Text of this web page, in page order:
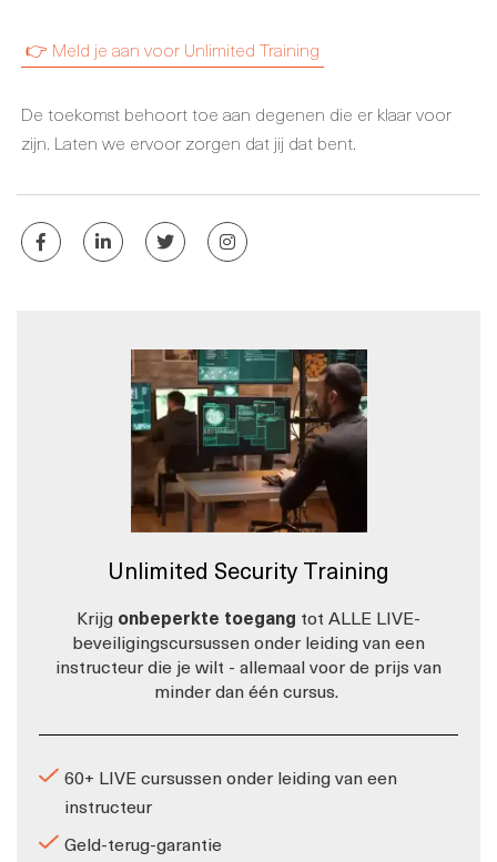
👉 Meld je aan voor Unlimited Training
De toekomst behoort toe aan degenen die er klaar voor
zijn. Laten we ervoor zorgen dat jij dat bent.
Unlimited Security Training
Krijg onbeperkte toegang tot ALLE LIVE-
beveiligingscursussen onder leiding van een
instructeur die je wilt - allemaal voor de prijs van
minder dan één cursus.
60+ LIVE cursussen onder leiding van een
instructeur
Geld-terug-garantie